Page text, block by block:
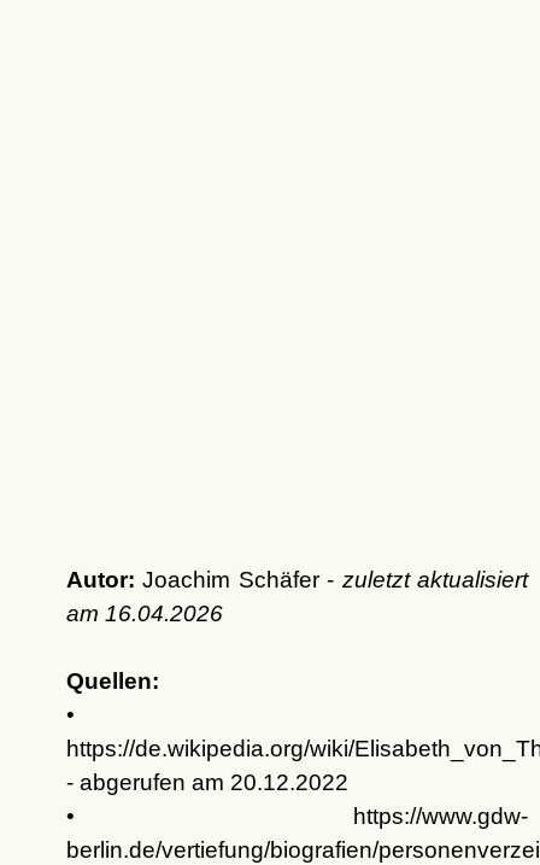
Autor: Joachim Schäfer - zuletzt aktualisiert
am 16.04.2026
Quellen:
•
https://de.wikipedia.org/wiki/
- abgerufen am 20.12.2022
• https://www.gdw-
berlin.de/vertiefung/biografien/